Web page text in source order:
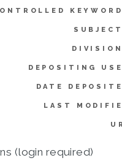
DEPOSITING
DATE
LAST
(login required)